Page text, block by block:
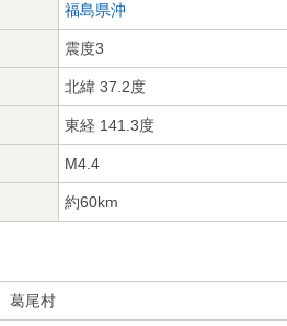
福島県沖
震度3
北緯 37.2度
東経 141.3度
M4.4
約60km
葛尾村